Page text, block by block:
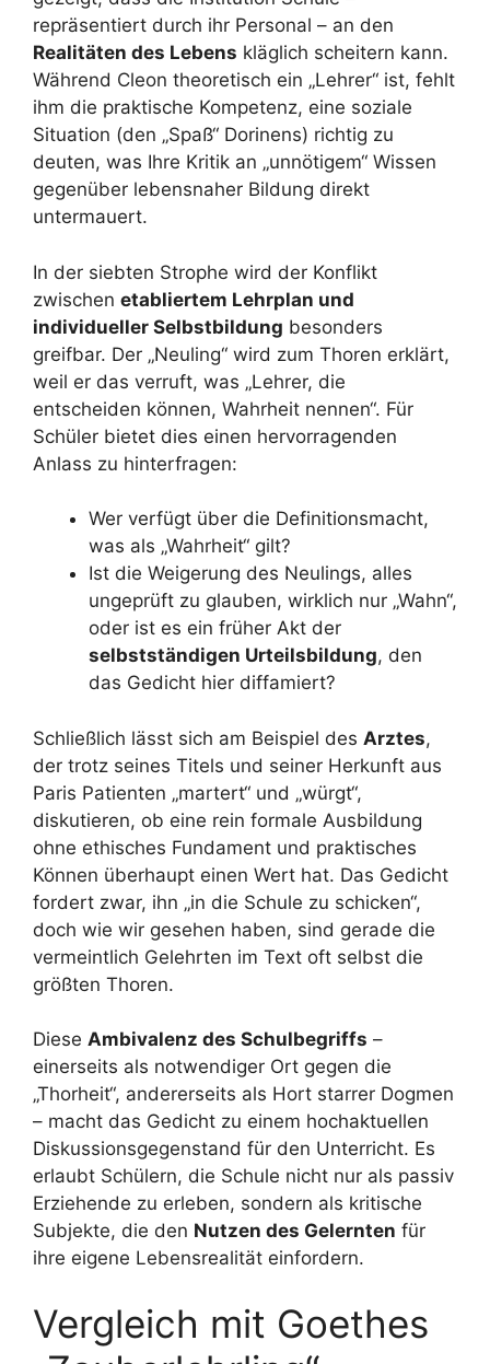
repräsentiert durch ihr Personal – an den
Realitäten des Lebens kläglich scheitern kann.
Während Cleon theoretisch ein „Lehrer“ ist, fehlt
ihm die praktische Kompetenz, eine soziale
Situation (den „Spaß“ Dorinens) richtig zu
deuten, was Ihre Kritik an „unnötigem“ Wissen
gegenüber lebensnaher Bildung direkt
untermauert.
In der siebten Strophe wird der Konflikt
zwischen etabliertem Lehrplan und
individueller Selbstbildung besonders
greifbar. Der „Neuling“ wird zum Thoren erklärt,
weil er das verruft, was „Lehrer, die
entscheiden können, Wahrheit nennen“. Für
Schüler bietet dies einen hervorragenden
Anlass zu hinterfragen:
Wer verfügt über die Definitionsmacht,
was als „Wahrheit“ gilt?
Ist die Weigerung des Neulings, alles
ungeprüft zu glauben, wirklich nur „Wahn“,
oder ist es ein früher Akt der
selbstständigen Urteilsbildung, den
das Gedicht hier diffamiert?
Schließlich lässt sich am Beispiel des Arztes,
der trotz seines Titels und seiner Herkunft aus
Paris Patienten „martert“ und „würgt“,
diskutieren, ob eine rein formale Ausbildung
ohne ethisches Fundament und praktisches
Können überhaupt einen Wert hat. Das Gedicht
fordert zwar, ihn „in die Schule zu schicken“,
doch wie wir gesehen haben, sind gerade die
vermeintlich Gelehrten im Text oft selbst die
größten Thoren.
Diese Ambivalenz des Schulbegriffs –
einerseits als notwendiger Ort gegen die
„Thorheit“, andererseits als Hort starrer Dogmen
– macht das Gedicht zu einem hochaktuellen
Diskussionsgegenstand für den Unterricht. Es
erlaubt Schülern, die Schule nicht nur als passiv
Erziehende zu erleben, sondern als kritische
Subjekte, die den Nutzen des Gelernten für
ihre eigene Lebensrealität einfordern.
Vergleich mit Goethes